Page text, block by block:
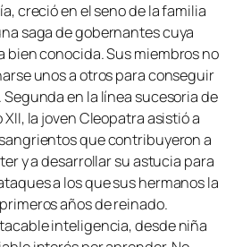
creció en el seno de la familia
saga de gobernantes cuya
bien conocida. Sus miembros no
unos a otros para conseguir
en la línea sucesoria de
la joven Cleopatra asistió a
que contribuyeron a
y a desarrollar su astucia para
a los que sus hermanos la
años de reinado.
inteligencia,desde niña